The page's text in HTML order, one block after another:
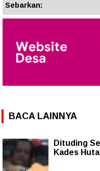
Sebarkan:
BACA LAINNYA
Dituding
Kades